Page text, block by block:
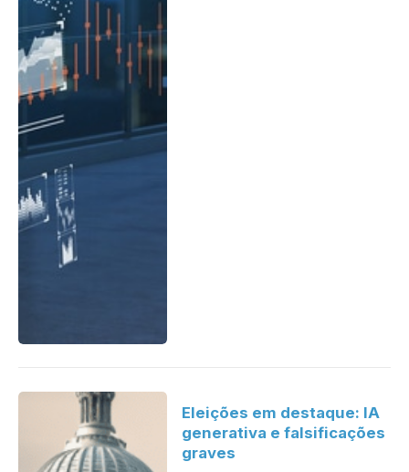
Eleições em destaque: IA
generativa e falsificações
graves